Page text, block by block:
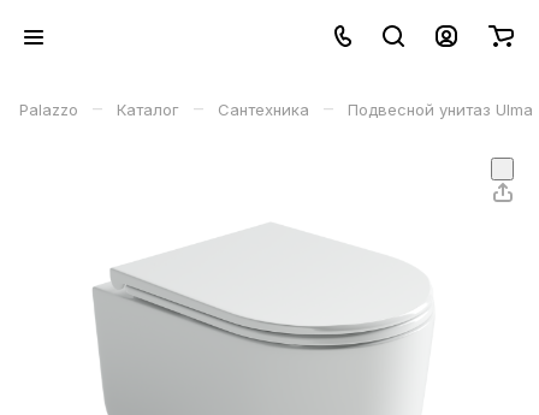
Palazzo – Каталог – Сантехника – Подвесной унитаз